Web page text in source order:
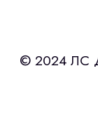
просто